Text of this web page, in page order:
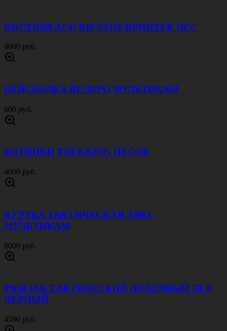
КОСТЮМ ACU RIP STOP КРИПТЕК ЛЕС
4000 руб.
БЕЙСБОЛКА ВЕЛКРО МУЛЬТИКАМ
600 руб.
БОТИНКИ TREKKING ПЕСОК
4000 руб.
КУРТКА ТАКТИЧЕСКАЯ АЯКС
МУЛЬТИКАМ
8000 руб.
РЮКЗАК ТАКТИЧЕСКИЙ ПОХОДНЫЙ 70 Л
ЧЕРНЫЙ
4500 руб.